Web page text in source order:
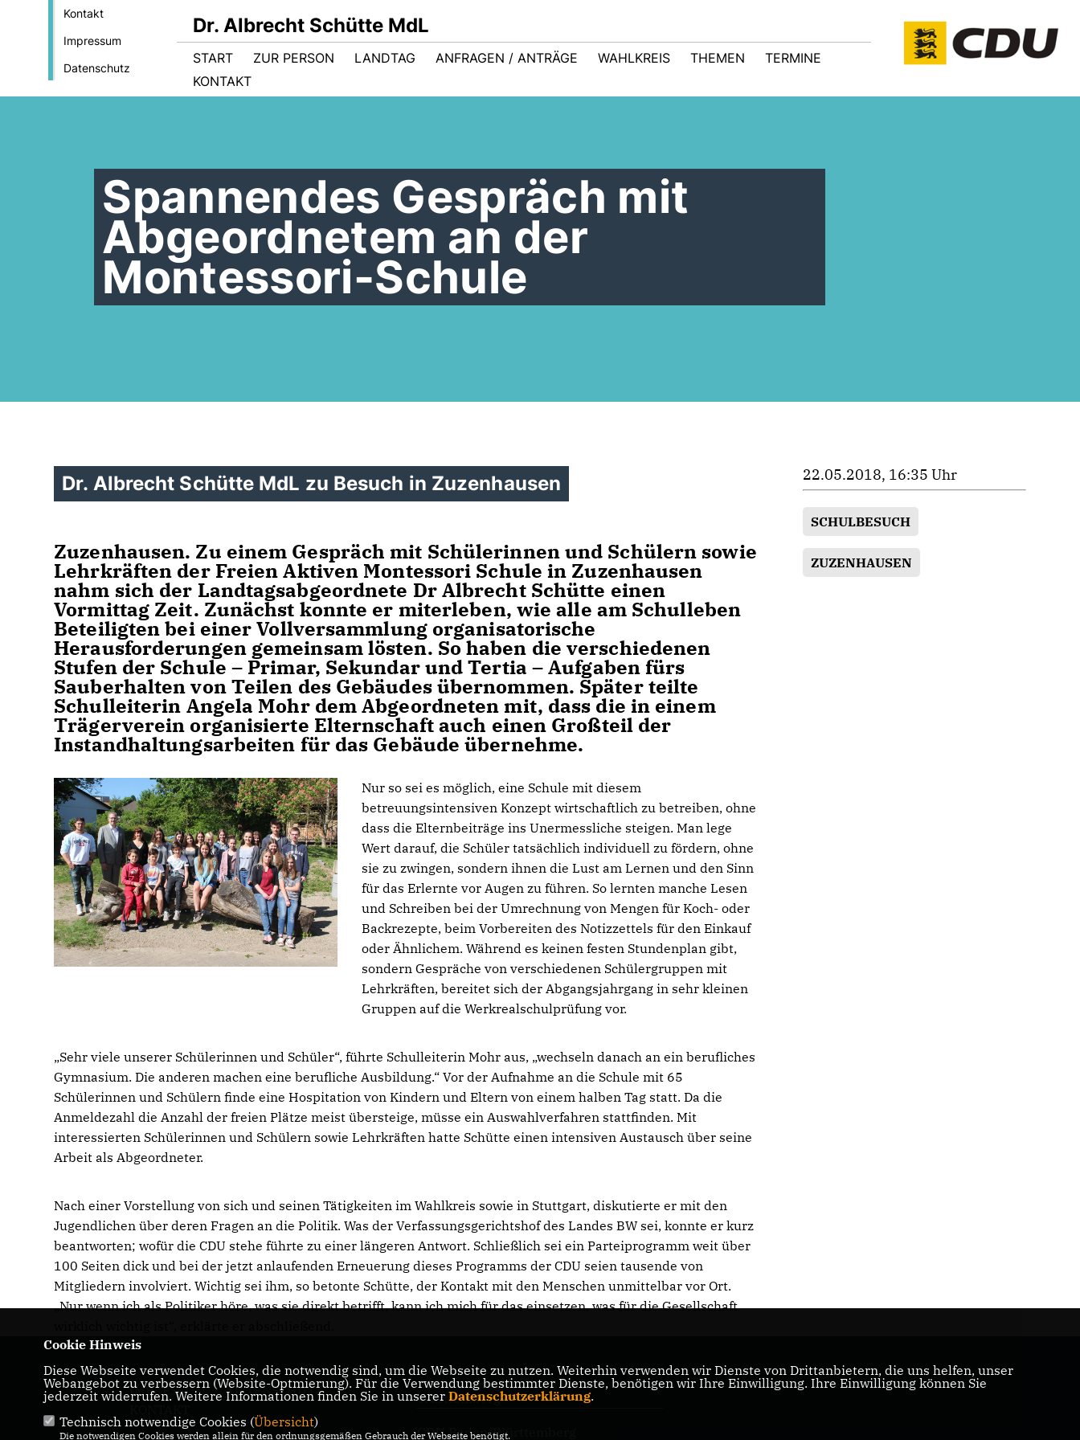
Kontakt
Impressum
Datenschutz
Dr. Albrecht Schütte MdL
START ZUR PERSON LANDTAG ANFRAGEN / ANTRÄGE WAHLKREIS THEMEN
TERMINE
KONTAKT
Spannendes Gespräch mit
Abgeordnetem an der
Montessori-Schule
Dr. Albrecht Schütte MdL zu Besuch in Zuzenhausen
Zuzenhausen. Zu einem Gespräch mit Schülerinnen und Schülern sowie
Lehrkräften der Freien Aktiven Montessori Schule in Zuzenhausen
nahm sich der Landtagsabgeordnete Dr Albrecht Schütte einen
Vormittag Zeit. Zunächst konnte er miterleben, wie alle am Schulleben
Beteiligten bei einer Vollversammlung organisatorische
Herausforderungen gemeinsam lösten. So haben die verschiedenen
Stufen der Schule – Primar, Sekundar und Tertia – Aufgaben fürs
Sauberhalten von Teilen des Gebäudes übernommen. Später teilte
Schulleiterin Angela Mohr dem Abgeordneten mit, dass die in einem
Trägerverein organisierte Elternschaft auch einen Großteil der
Instandhaltungsarbeiten für das Gebäude übernehme.
Nur so sei es möglich, eine Schule mit diesem
betreuungsintensiven Konzept wirtschaftlich zu betreiben, ohne
dass die Elternbeiträge ins Unermessliche steigen. Man lege
Wert darauf, die Schüler tatsächlich individuell zu fördern, ohne
sie zu zwingen, sondern ihnen die Lust am Lernen und den Sinn
für das Erlernte vor Augen zu führen. So lernten manche Lesen
und Schreiben bei der Umrechnung von Mengen für Koch- oder
Backrezepte, beim Vorbereiten des Notizzettels für den Einkauf
oder Ähnlichem. Während es keinen festen Stundenplan gibt,
sondern Gespräche von verschiedenen Schülergruppen mit
Lehrkräften, bereitet sich der Abgangsjahrgang in sehr kleinen
Gruppen auf die Werkrealschulprüfung vor.
Sehr viele unserer Schülerinnen und Schüler“, führte Schulleiterin Mohr aus, „wechseln danach an ein berufliches
Gymnasium. Die anderen machen eine berufliche Ausbildung.“ Vor der Aufnahme an die Schule mit 65
Schülerinnen und Schülern finde eine Hospitation von Kindern und Eltern von einem halben Tag statt. Da die
Anmeldezahl die Anzahl der freien Plätze meist übersteige, müsse ein Auswahlverfahren stattfinden. Mit
interessierten Schülerinnen und Schülern sowie Lehrkräften hatte Schütte einen intensiven Austausch über seine
Arbeit als Abgeordneter.
Nach einer Vorstellung von sich und seinen Tätigkeiten im Wahlkreis sowie in Stuttgart, diskutierte er mit den
Jugendlichen über deren Fragen an die Politik. Was der Verfassungsgerichtshof des Landes BW sei, konnte er kurz
beantworten; wofür die CDU stehe führte zu einer längeren Antwort. Schließlich sei ein Parteiprogramm weit über
100 Seiten dick und bei der jetzt anlaufenden Erneuerung dieses Programms der CDU seien tausende von
Mitgliedern involviert. Wichtig sei ihm, so betonte Schütte, der Kontakt mit den Menschen unmittelbar vor Ort.
Nur wenn ich als Politiker höre, was sie direkt betrifft, kann ich mich für das einsetzen, was für die Gesellschaft
22.05.2018, 16:35 Uhr
SCHULBESUCH
ZUZENHAUSEN
IMPRESSUM
DATENSCHUTZ
CDU-Landtagsfraktion Baden-
Württemberg
CDU Baden-Württemberg
Cookie Hinweis
Diese Webseite verwendet Cookies, die notwendig sind, um die Webseite zu nutzen. Weiterhin verwenden wir Dienste von Drittanbietern, die uns helfen, unser
Webangebot zu verbessern (Website-Optmierung). Für die Verwendung bestimmter Dienste, benötigen wir Ihre Einwilligung. Ihre Einwilligung können Sie
jederzeit widerrufen. Weitere Informationen finden Sie in unserer Datenschutzerklärung.
Technisch notwendige Cookies (Übersicht)
Die notwendigen Cookies werden allein für den ordnungsgemäßen Gebrauch der Webseite benötigt.